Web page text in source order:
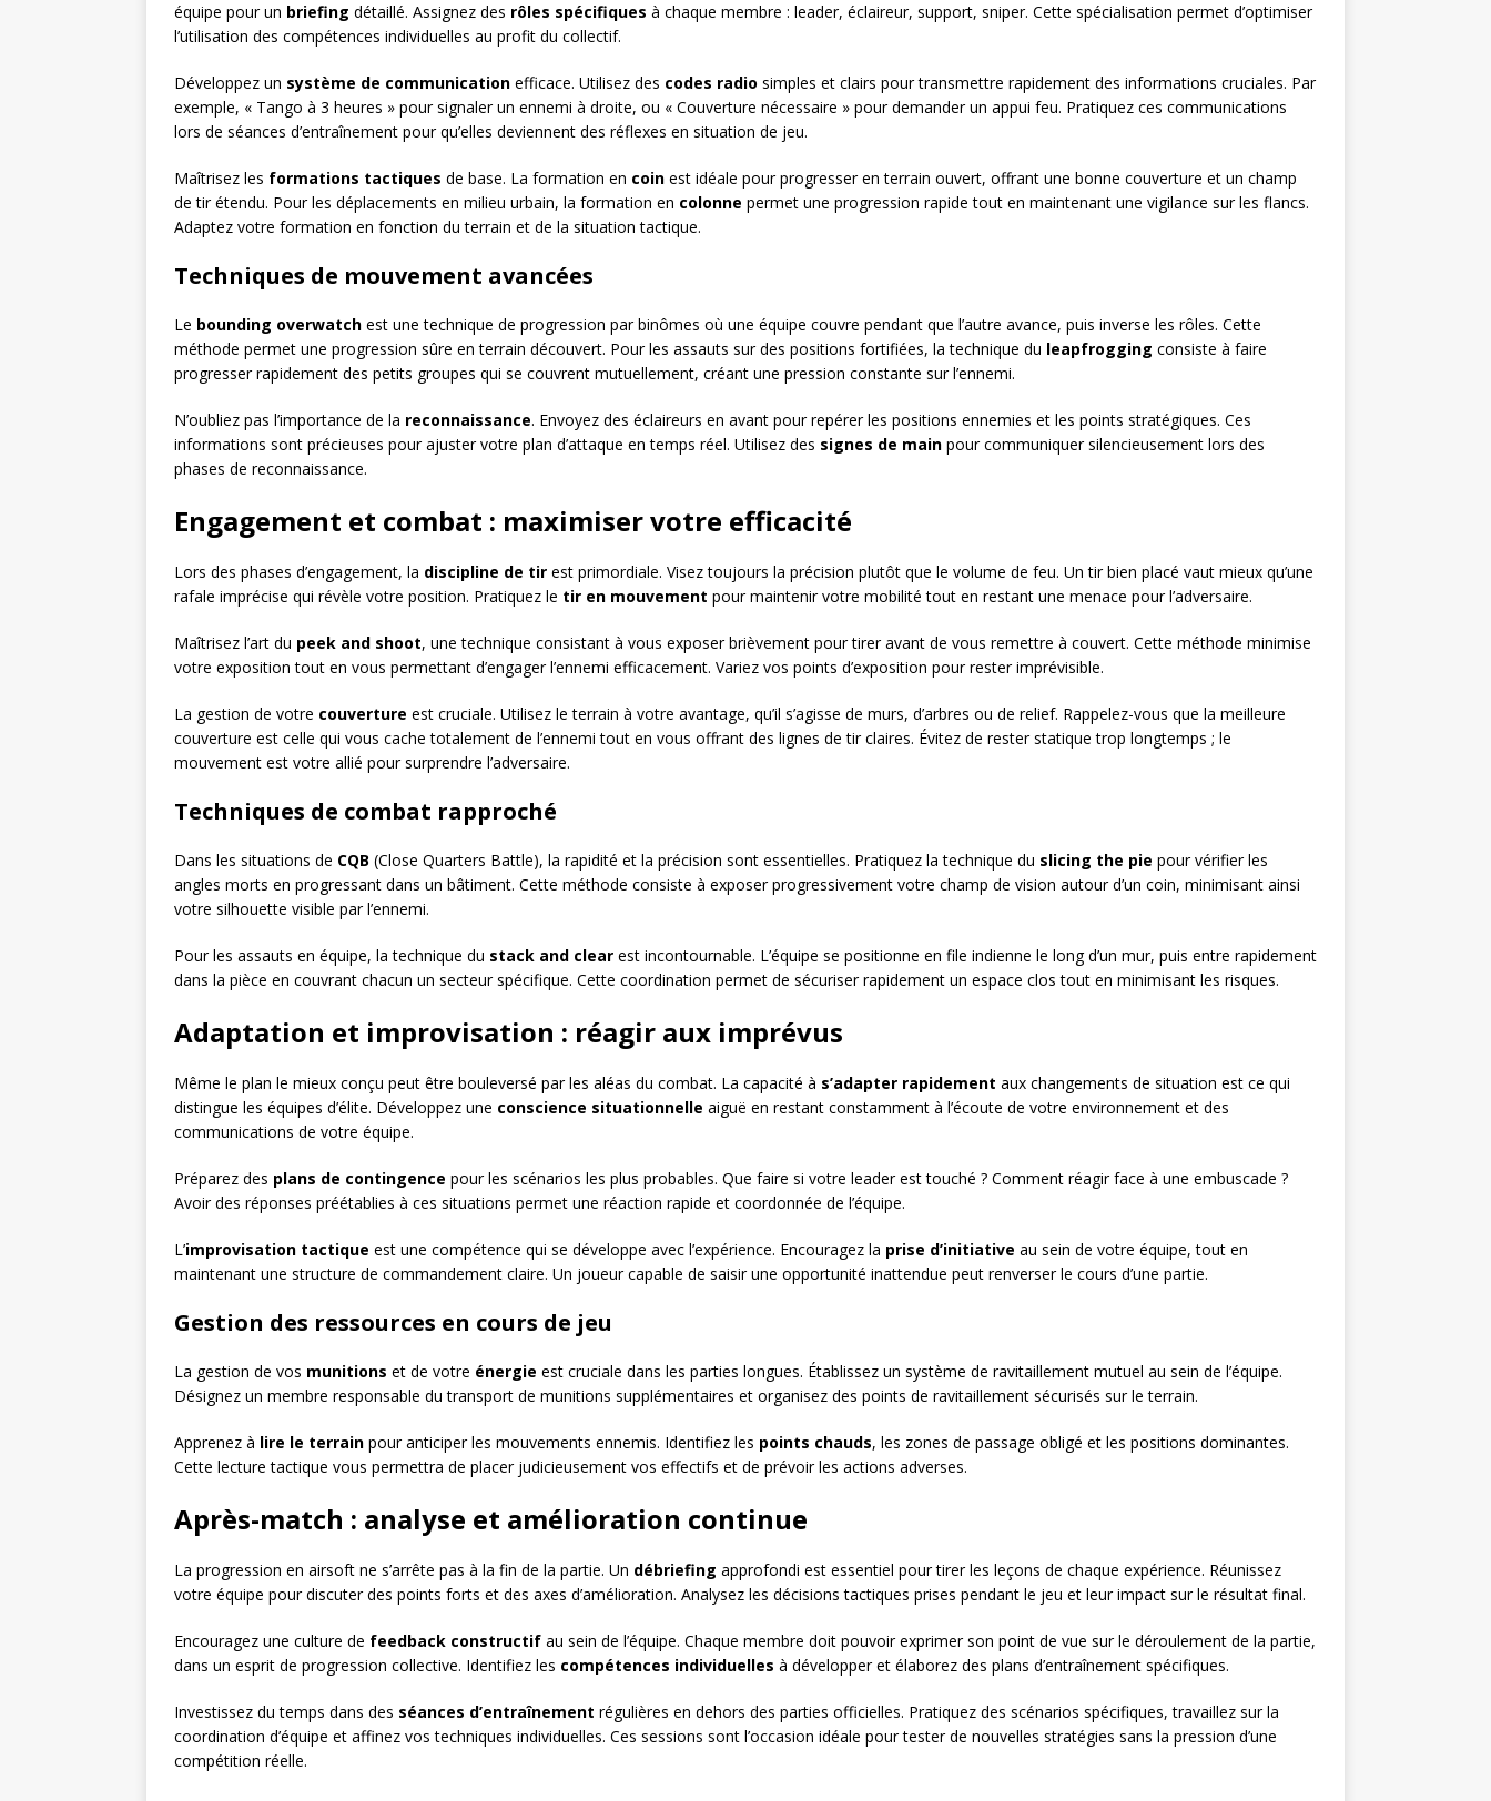
équipe pour un briefing détaillé. Assignez des rôles spécifiques à chaque membre : leader, éclaireur, support, sniper. Cette spécialisation permet d’optimiser
l’utilisation des compétences individuelles au profit du collectif.
Développez un système de communication efficace. Utilisez des codes radio simples et clairs pour transmettre rapidement des informations cruciales. Par
exemple, « Tango à 3 heures » pour signaler un ennemi à droite, ou « Couverture nécessaire » pour demander un appui feu. Pratiquez ces communications
lors de séances d’entraînement pour qu’elles deviennent des réflexes en situation de jeu.
Maîtrisez les formations tactiques de base. La formation en coin est idéale pour progresser en terrain ouvert, offrant une bonne couverture et un champ
de tir étendu. Pour les déplacements en milieu urbain, la formation en colonne permet une progression rapide tout en maintenant une vigilance sur les flancs.
Adaptez votre formation en fonction du terrain et de la situation tactique.
Techniques de mouvement avancées
Le bounding overwatch est une technique de progression par binômes où une équipe couvre pendant que l’autre avance, puis inverse les rôles. Cette
méthode permet une progression sûre en terrain découvert. Pour les assauts sur des positions fortifiées, la technique du leapfrogging consiste à faire
progresser rapidement des petits groupes qui se couvrent mutuellement, créant une pression constante sur l’ennemi.
N’oubliez pas l’importance de la reconnaissance. Envoyez des éclaireurs en avant pour repérer les positions ennemies et les points stratégiques. Ces
informations sont précieuses pour ajuster votre plan d’attaque en temps réel. Utilisez des signes de main pour communiquer silencieusement lors des
phases de reconnaissance.
Engagement et combat : maximiser votre efficacité
Lors des phases d’engagement, la discipline de tir est primordiale. Visez toujours la précision plutôt que le volume de feu. Un tir bien placé vaut mieux qu’une
rafale imprécise qui révèle votre position. Pratiquez le tir en mouvement pour maintenir votre mobilité tout en restant une menace pour l’adversaire.
Maîtrisez l’art du peek and shoot, une technique consistant à vous exposer brièvement pour tirer avant de vous remettre à couvert. Cette méthode minimise
votre exposition tout en vous permettant d’engager l’ennemi efficacement. Variez vos points d’exposition pour rester imprévisible.
La gestion de votre couverture est cruciale. Utilisez le terrain à votre avantage, qu’il s’agisse de murs, d’arbres ou de relief. Rappelez-vous que la meilleure
couverture est celle qui vous cache totalement de l’ennemi tout en vous offrant des lignes de tir claires. Évitez de rester statique trop longtemps ; le
mouvement est votre allié pour surprendre l’adversaire.
Techniques de combat rapproché
Dans les situations de CQB (Close Quarters Battle), la rapidité et la précision sont essentielles. Pratiquez la technique du slicing the pie pour vérifier les
angles morts en progressant dans un bâtiment. Cette méthode consiste à exposer progressivement votre champ de vision autour d’un coin, minimisant ainsi
votre silhouette visible par l’ennemi.
Pour les assauts en équipe, la technique du stack and clear est incontournable. L’équipe se positionne en file indienne le long d’un mur, puis entre rapidement
dans la pièce en couvrant chacun un secteur spécifique. Cette coordination permet de sécuriser rapidement un espace clos tout en minimisant les risques.
Adaptation et improvisation : réagir aux imprévus
Même le plan le mieux conçu peut être bouleversé par les aléas du combat. La capacité à s’adapter rapidement aux changements de situation est ce qui
distingue les équipes d’élite. Développez une conscience situationnelle aiguë en restant constamment à l’écoute de votre environnement et des
communications de votre équipe.
Préparez des plans de contingence pour les scénarios les plus probables. Que faire si votre leader est touché ? Comment réagir face à une embuscade ?
Avoir des réponses préétablies à ces situations permet une réaction rapide et coordonnée de l’équipe.
L’improvisation tactique est une compétence qui se développe avec l’expérience. Encouragez la prise d’initiative au sein de votre équipe, tout en
maintenant une structure de commandement claire. Un joueur capable de saisir une opportunité inattendue peut renverser le cours d’une partie.
Gestion des ressources en cours de jeu
La gestion de vos munitions et de votre énergie est cruciale dans les parties longues. Établissez un système de ravitaillement mutuel au sein de l’équipe.
Désignez un membre responsable du transport de munitions supplémentaires et organisez des points de ravitaillement sécurisés sur le terrain.
Apprenez à lire le terrain pour anticiper les mouvements ennemis. Identifiez les points chauds, les zones de passage obligé et les positions dominantes.
Cette lecture tactique vous permettra de placer judicieusement vos effectifs et de prévoir les actions adverses.
Après-match : analyse et amélioration continue
La progression en airsoft ne s’arrête pas à la fin de la partie. Un débriefing approfondi est essentiel pour tirer les leçons de chaque expérience. Réunissez
votre équipe pour discuter des points forts et des axes d’amélioration. Analysez les décisions tactiques prises pendant le jeu et leur impact sur le résultat final.
Encouragez une culture de feedback constructif au sein de l’équipe. Chaque membre doit pouvoir exprimer son point de vue sur le déroulement de la partie,
dans un esprit de progression collective. Identifiez les compétences individuelles à développer et élaborez des plans d’entraînement spécifiques.
Investissez du temps dans des séances d’entraînement régulières en dehors des parties officielles. Pratiquez des scénarios spécifiques, travaillez sur la
coordination d’équipe et affinez vos techniques individuelles. Ces sessions sont l’occasion idéale pour tester de nouvelles stratégies sans la pression d’une
compétition réelle.